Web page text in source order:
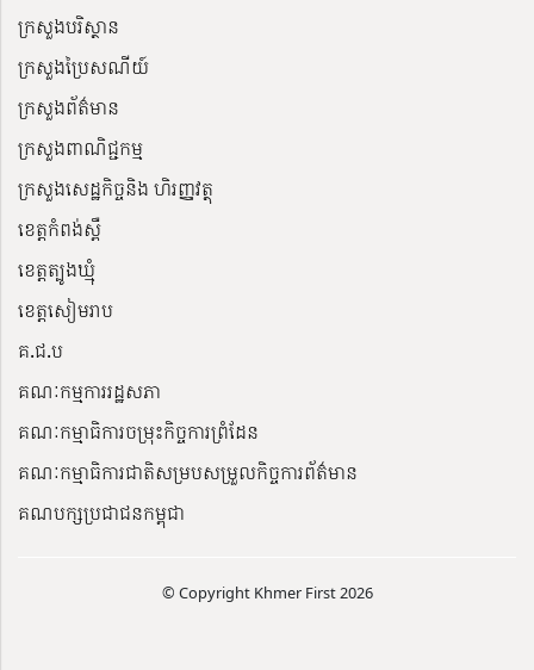
ក្រសួងបរិស្ថាន
ក្រសួងប្រៃសណីយ៍
ក្រសួងព័ត៌មាន
ក្រសួងពាណិជ្ជកម្ម
ក្រសួងសេដ្ឋកិច្ចនិង ហិរញ្ញវត្ថុ
ខេត្តកំពង់ស្ពឺ
ខេត្តត្បូងឃ្មុំ
ខេត្តសៀមរាប
គ.ជ.ប
គណៈកម្មការរដ្ឋសភា
គណៈកម្មាធិការចម្រុះកិច្ចការព្រំដែន
គណៈកម្មាធិការជាតិសម្របសម្រួលកិច្ចការព័ត៌មាន
គណបក្សប្រជាជនកម្ពុជា
© Copyright Khmer First 2026